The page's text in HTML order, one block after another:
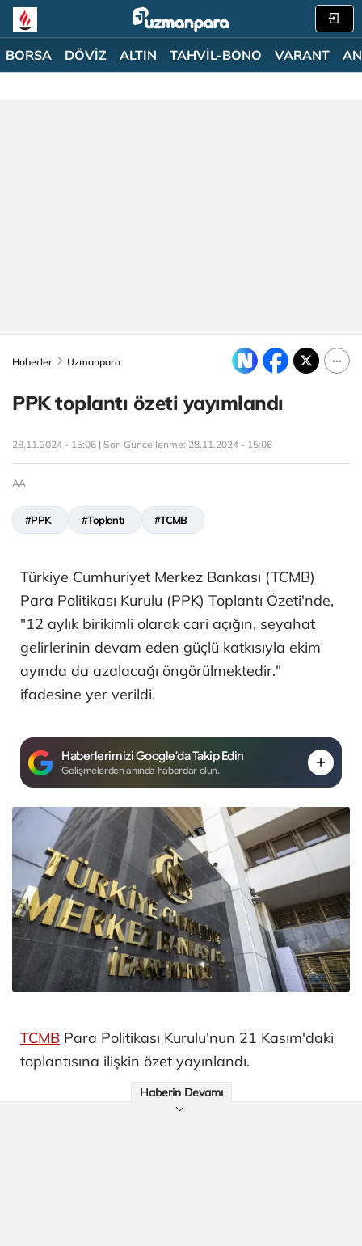
BORSA DÖVİZ ALTIN TAHVİL-BONO VARANT
Haberler Uzmanpara
PPK toplantı özeti yayımlandı
28.11.2024 - 15:06 | Son Güncellenme: 28.11.2024 - 15:06
AA
#PPK #Toplantı #TCMB
Türkiye Cumhuriyet Merkez Bankası (TCMB)
Para Politikası Kurulu (PPK) Toplantı Özeti'nde,
"12 aylık birikimli olarak cari açığın, seyahat
gelirlerinin devam eden güçlü katkısıyla ekim
ayında da azalacağı öngörülmektedir."
ifadesine yer verildi.
Haberlerimizi Google'da Takip Edin
Gelişmelerden anında haberdar olun.
TCMB Para Politikası Kurulu'nun 21 Kasım'daki
toplantısına ilişkin özet yayınlandı.
Haberin Devamı